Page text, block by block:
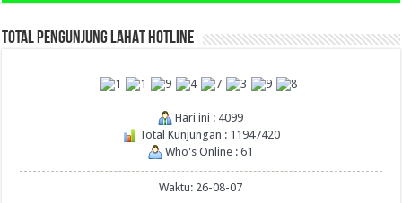
TOTAL PENGUNJUNG LAHAT HOTLINE
Hari ini : 4099
Total Kunjungan : 11947420
Who's Online : 61
Waktu: 26-08-07